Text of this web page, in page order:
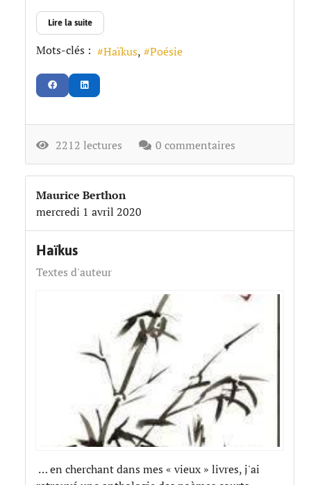
Lire la suite
Mots-clés : Haïkus Poésie
2212 lectures 0 commentaires
Maurice Berthon
mercredi 1 avril 2020
Haïkus
Textes d'auteur
… en cherchant dans mes « vieux » livres, j'ai